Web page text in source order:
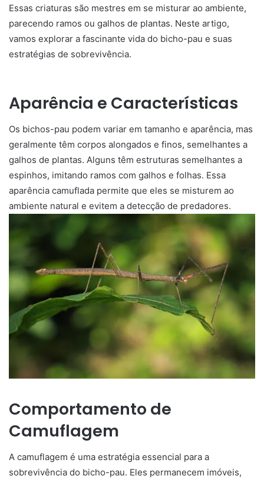
Essas criaturas são mestres em se misturar ao ambiente,
parecendo ramos ou galhos de plantas. Neste artigo,
vamos explorar a fascinante vida do bicho-pau e suas
estratégias de sobrevivência.
Aparência e Características
Os bichos-pau podem variar em tamanho e aparência, mas
geralmente têm corpos alongados e finos, semelhantes a
galhos de plantas. Alguns têm estruturas semelhantes a
espinhos, imitando ramos com galhos e folhas. Essa
aparência camuflada permite que eles se misturem ao
ambiente natural e evitem a detecção de predadores.
Comportamento de
Camuflagem
A camuflagem é uma estratégia essencial para a
sobrevivência do bicho-pau. Eles permanecem imóveis,